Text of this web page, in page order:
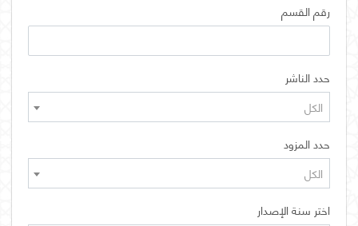
رقم القسم
حدد الناشر
الكل
حدد المزود
الكل
اختر سنة الإصدار